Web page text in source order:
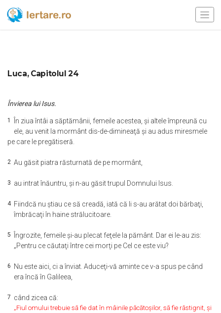
Luca, Capitolul 24
Învierea lui Isus.
1
În ziua întâi a săptămânii, femeile acestea, şi altele împreună cu
ele, au venit la mormânt dis-de-dimineaţă şi au adus miresmele
pe care le pregătiseră.
2 Au găsit piatra răsturnată de pe mormânt,
3 au intrat înăuntru, şi n-au găsit trupul Domnului Isus.
4 Fiindcă nu ştiau ce să creadă, iată că li s-au arătat doi bărbaţi,
îmbrăcaţi în haine strălucitoare.
5
Îngrozite, femeile şi-au plecat feţele la pământ. Dar ei le-au zis:
„Pentru ce căutaţi între cei morţi pe Cel ce este viu?
6
Nu este aici, ci a înviat. Aduceţi-vă aminte ce v-a spus pe când
era încă în Galileea,
7 când zicea că:
„Fiul omului trebuie să fie dat în mâinile păcătoşilor, să fie răstignit, şi